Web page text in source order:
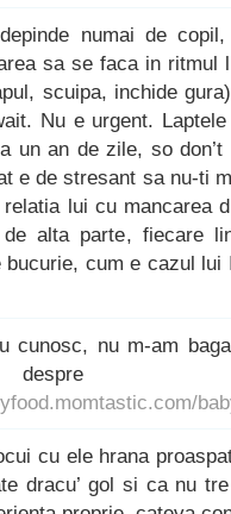
numai de
sa se faca in ritmul
scuipa, inchide
Nu e urgent.
un an de zile, so
e de stresant sa nu-ti
lui cu mancarea
alta parte, fiecare
cum e cazul lui
cunosc, nu m-am
cu ele hrana
dracu’ gol si ca nu